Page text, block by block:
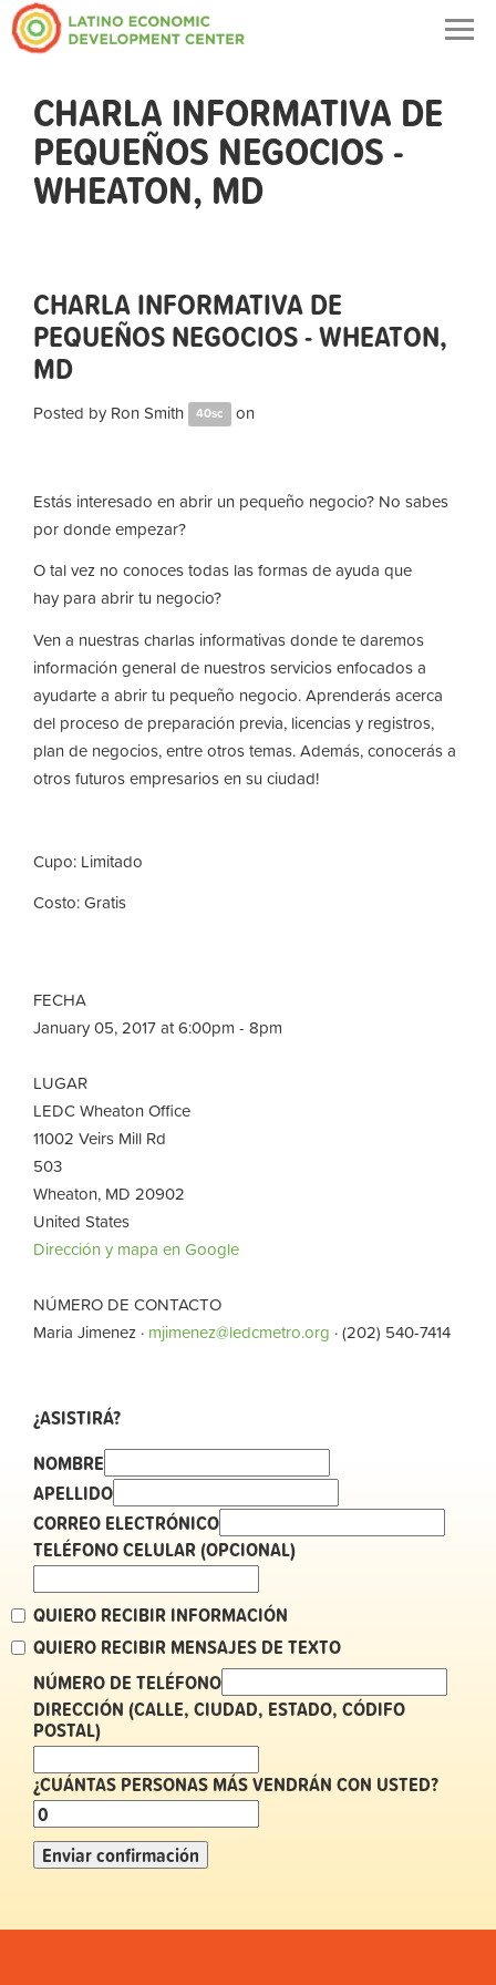
CHARLA INFORMATIVA DE
PEQUEÑOS NEGOCIOS -
WHEATON, MD
CHARLA INFORMATIVA DE
PEQUEÑOS NEGOCIOS - WHEATON,
MD
Posted by Ron Smith 40sc on
Estás interesado en abrir un pequeño negocio? No sabes
por donde empezar?
O tal vez no conoces todas las formas de ayuda que
hay para abrir tu negocio?
Ven a nuestras charlas informativas donde te daremos
información general de nuestros servicios enfocados a
ayudarte a abrir tu pequeño negocio. Aprenderás acerca
del proceso de preparación previa, licencias y registros,
plan de negocios, entre otros temas. Además, conocerás a
otros futuros empresarios en su ciudad!
Cupo: Limitado
Costo: Gratis
FECHA
January 05, 2017 at 6:00pm - 8pm
LUGAR
LEDC Wheaton Office
11002 Veirs Mill Rd
503
Wheaton, MD 20902
United States
Dirección y mapa en Google
NÚMERO DE CONTACTO
Maria Jimenez · mjimenez@ledcmetro.org · (202) 540-7414
¿ASISTIRÁ?
NOMBRE
APELLIDO
CORREO ELECTRÓNICO
TELÉFONO CELULAR (OPCIONAL)
QUIERO RECIBIR INFORMACIÓN
QUIERO RECIBIR MENSAJES DE TEXTO
NÚMERO DE TELÉFONO
DIRECCIÓN (CALLE, CIUDAD, ESTADO, CÓDIFO
POSTAL)
¿CUÁNTAS PERSONAS MÁS VENDRÁN CON USTED?